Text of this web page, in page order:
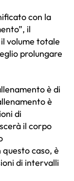
con la
il
volume totale
prolungare
è di
è
di
il corpo
caso, è
di intervalli